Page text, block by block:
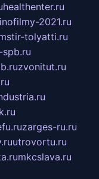
healthenter.ru
2021.ru
tolyatti.ru
zvonitut.ru
zarges-ru.ru
utrovortu.ru
mkcslava.ru